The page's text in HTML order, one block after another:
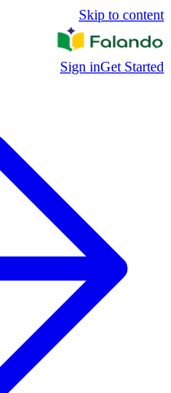
Skip to content
Sign inGet Started